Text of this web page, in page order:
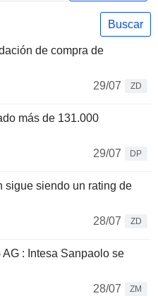
Buscar
de compra de
29/07
ZD
más de 131.000
29/07
DP
sigue siendo un rating de
28/07
ZD
: Intesa Sanpaolo se
28/07
ZM